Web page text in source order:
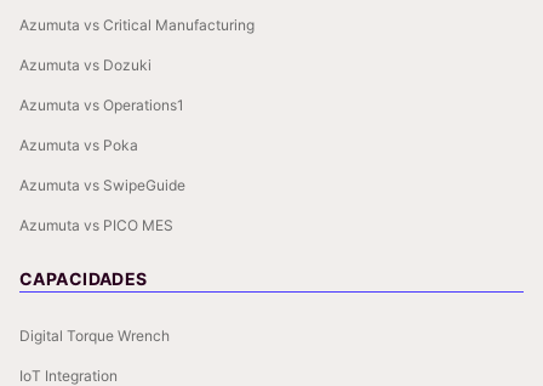
Azumuta vs Critical Manufacturing
Azumuta vs Dozuki
Azumuta vs Operations1
Azumuta vs Poka
Azumuta vs SwipeGuide
Azumuta vs PICO MES
CAPACIDADES
Digital Torque Wrench
IoT Integration